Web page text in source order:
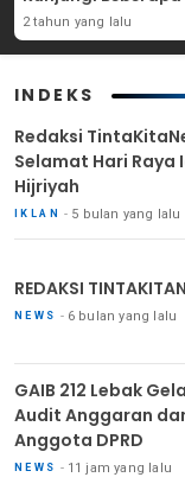
Yang Ada Di
2 tahun yang lalu
INDEKS
Redaksi
Selamat Hari Raya
Hijriyah
IKLAN 5 bulan yang lalu
REDAKSI
NEWS 6 bulan yang lalu
GAIB 212 Lebak
Audit Anggaran
Anggota DPRD
NEWS 11 jam yang lalu